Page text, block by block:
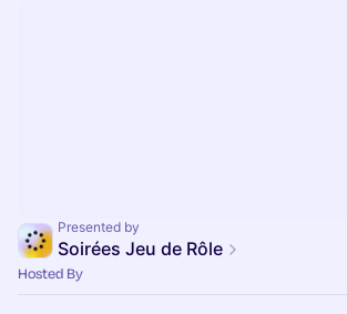
Presented by
Soirées Jeu de Rôle
Hosted By